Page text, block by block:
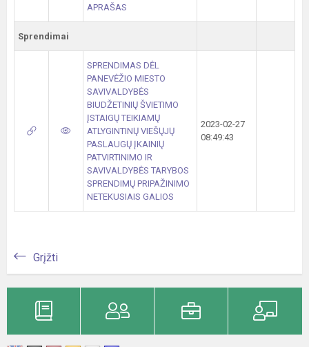
APRAŠAS
Sprendimai
SPRENDIMAS DĖL
PANEVĖŽIO MIESTO
SAVIVALDYBĖS
BIUDŽETINIŲ ŠVIETIMO
ĮSTAIGŲ TEIKIAMŲ
ATLYGINTINŲ VIEŠŲJŲ
PASLAUGŲ ĮKAINIŲ
PATVIRTINIMO IR
SAVIVALDYBĖS TARYBOS
SPRENDIMŲ PRIPAŽINIMO
NETEKUSIAIS GALIOS
2023-02-27
08:49:43
Grįžti